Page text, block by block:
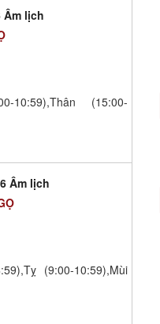
Âm lịch
10:59),Thân (15:00-
Âm lịch
(9:00-10:59),Mùi